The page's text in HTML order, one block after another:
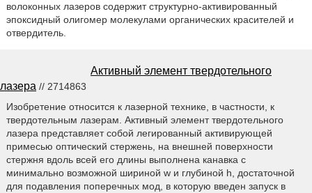
волоконных лазеров содержит структурно-активированный
эпоксидный олигомер молекулами органических красителей и
отвердитель.
Активный элемент твердотельного
лазера // 2714863
Изобретение относится к лазерной технике, в частности, к
твердотельным лазерам. Активный элемент твердотельного
лазера представляет собой легированный активирующей
примесью оптический стержень, на внешней поверхности
стержня вдоль всей его длины выполнена канавка с
минимально возможной шириной w и глубиной h, достаточной
для подавления поперечных мод, в которую введен запуск в